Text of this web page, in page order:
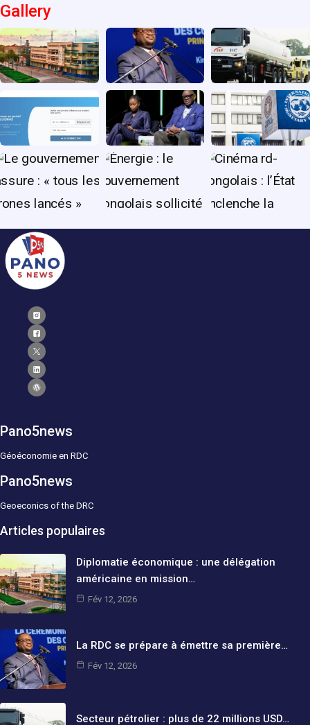
Gallery
Pano5news
Géoéconomie en RDC
Pano5news
Geoeconics of the DRC
Articles populaires
Diplomatie économique : une délégation
américaine en mission…
Fév 12, 2026
La RDC se prépare à émettre sa première…
Fév 12, 2026
Secteur pétrolier : plus de 22 millions USD…